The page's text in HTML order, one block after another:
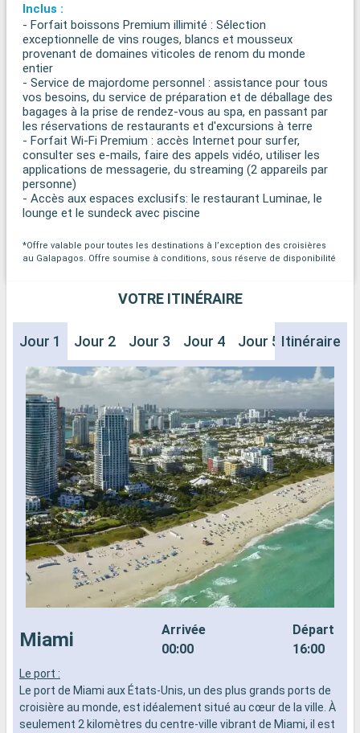
Inclus :
- Forfait boissons Premium illimité : Sélection
exceptionnelle de vins rouges, blancs et mousseux
provenant de domaines viticoles de renom du monde
entier
- Service de majordome personnel : assistance pour tous
vos besoins, du service de préparation et de déballage des
bagages à la prise de rendez-vous au spa, en passant par
les réservations de restaurants et d'excursions à terre
- Forfait Wi-Fi Premium : accès Internet pour surfer,
consulter ses e-mails, faire des appels vidéo, utiliser les
applications de messagerie, du streaming (2 appareils par
personne)
- Accès aux espaces exclusifs: le restaurant Luminae, le
lounge et le sundeck avec piscine
*Offre valable pour toutes les destinations à l’exception des croisières
au Galapagos. Offre soumise à conditions, sous réserve de disponibilité
VOTRE ITINÉRAIRE
Jour 1 Jour 2 Jour 3 Jour 4 Jour 5 Jour 6
Itinéraire
Miami
Arrivée
00:00
Départ
16:00
Le port :
Le port de Miami aux États-Unis, un des plus grands ports de
croisière au monde, est idéalement situé au cœur de la ville. À
seulement 2 kilomètres du centre-ville vibrant de Miami, il est